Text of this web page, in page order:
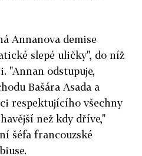
Annanova demise
slepé uličky", do níž
"Annan odstupuje,
Bašára Asada a
respektujícího všechny
než kdy dříve,"
šéfa francouzské